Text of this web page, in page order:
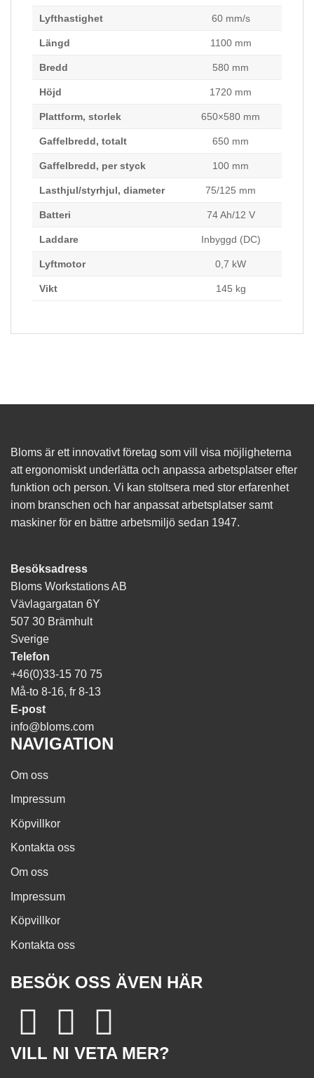
Lyfthastighet 60 mm/s
Längd 1100 mm
Bredd 580 mm
Höjd 1720 mm
Plattform, storlek 650×580 mm
Gaffelbredd, totalt 650 mm
Gaffelbredd, per styck 100 mm
Lasthjul/styrhjul, diameter 75/125 mm
Batteri 74 Ah/12 V
Laddare Inbyggd (DC)
Lyftmotor 0,7 kW
Vikt 145 kg
Bloms är ett innovativt företag som vill visa möjligheterna
att ergonomiskt underlätta och anpassa arbetsplatser efter
funktion och person. Vi kan stoltsera med stor erfarenhet
inom branschen och har anpassat arbetsplatser samt
maskiner för en bättre arbetsmiljö sedan 1947.
Besöksadress
Bloms Workstations AB
Vävlagargatan 6Y
507 30 Brämhult
Sverige
Telefon
+46(0)33-15 70 75
Må-to 8-16, fr 8-13
E-post
info@bloms.com
NAVIGATION
Om oss
Impressum
Köpvillkor
Kontakta oss
Om oss
Impressum
Köpvillkor
Kontakta oss
BESÖK OSS ÄVEN HÄR
VILL NI VETA MER?
funktionalitet
Genom att dela
intressen och ditt
surfar ökar du
personligt
innehåll och